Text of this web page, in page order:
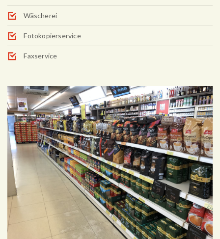
Wäscherei
Fotokopierservice
Faxservice